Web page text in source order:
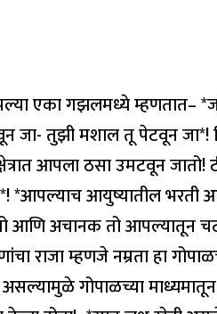
एका गझलमध्ये
तुझी मशाल तू पेटवून जा*!
आपला ठसा उमटवून जातो!
*आपल्याच आयुष्यातील
आणि अचानक तो आपल्यातून
राजा म्हणजे नम्रता हा
असल्यामुळे गोपाळच्या